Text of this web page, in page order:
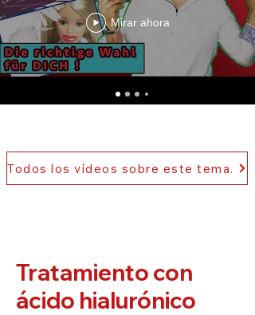
Mirar ahora
Todos los vídeos sobre este tema.
Tratamiento con
ácido hialurónico